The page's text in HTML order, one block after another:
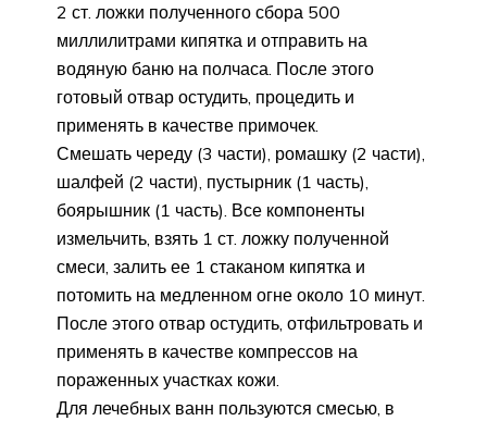
2 ст. ложки полученного сбора 500
миллилитрами кипятка и отправить на
водяную баню на полчаса. После этого
готовый отвар остудить, процедить и
применять в качестве примочек.
Смешать череду (3 части), ромашку (2 части),
шалфей (2 части), пустырник (1 часть),
боярышник (1 часть). Все компоненты
измельчить, взять 1 ст. ложку полученной
смеси, залить ее 1 стаканом кипятка и
потомить на медленном огне около 10 минут.
После этого отвар остудить, отфильтровать и
применять в качестве компрессов на
пораженных участках кожи.
Для лечебных ванн пользуются смесью, в